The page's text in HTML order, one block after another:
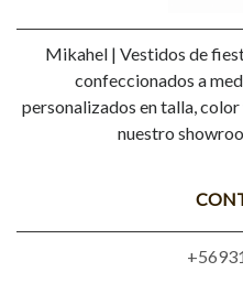
Mikahel | Vestidos de
confeccionados a
personalizados en talla,
nuestro